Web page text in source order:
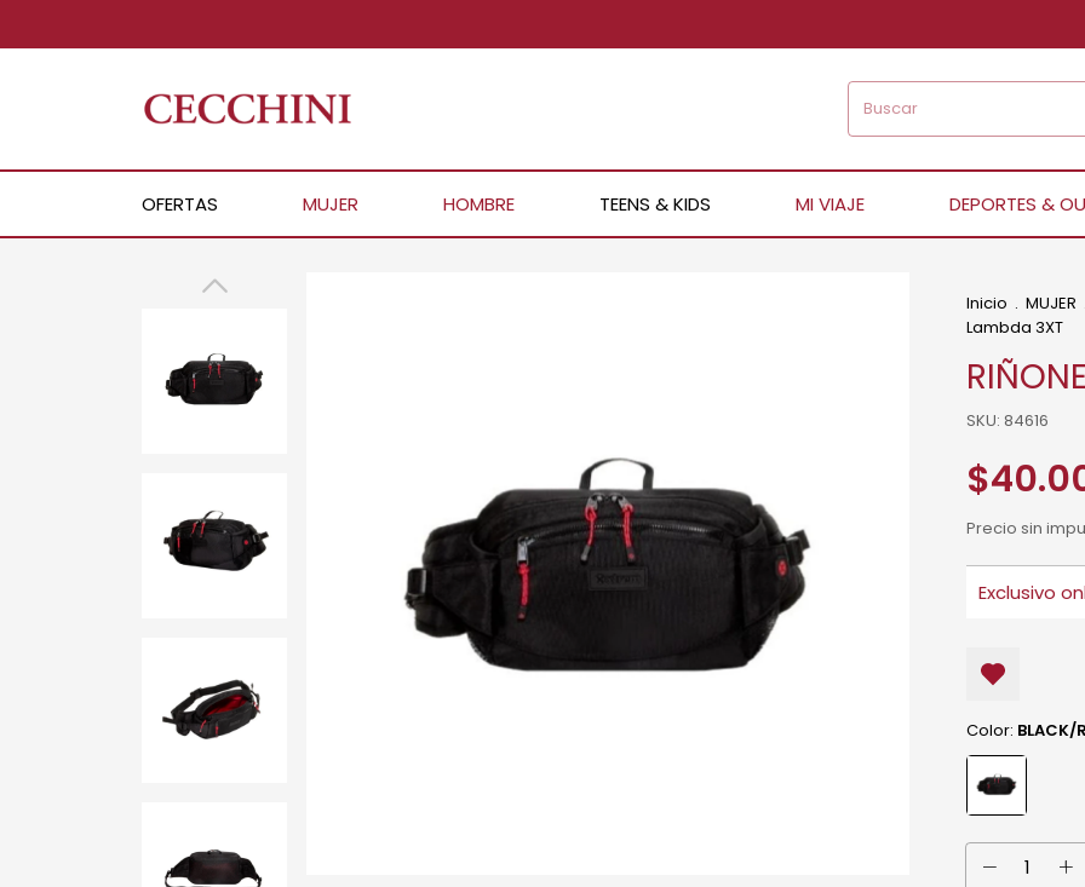
OFERTAS MUJER HOMBRE TEENS & KIDS MI VIAJE DEPORTES &
Inicio . MUJER
Lambda 3XT
SKU: 84616
Precio sin
Color: BLACK/